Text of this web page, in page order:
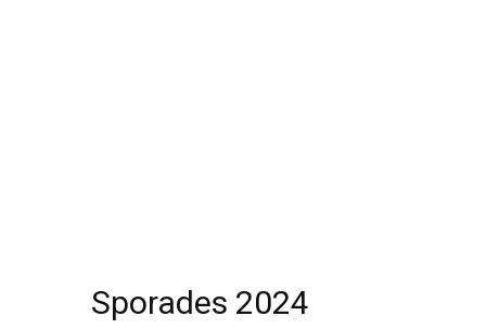
Sporades 2024